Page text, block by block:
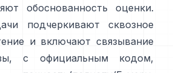
обоснованность оценки.
подчеркивают сквозное
и включают связывание
с официальным кодом,